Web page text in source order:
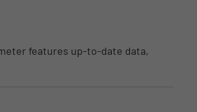
features up-to-date data,